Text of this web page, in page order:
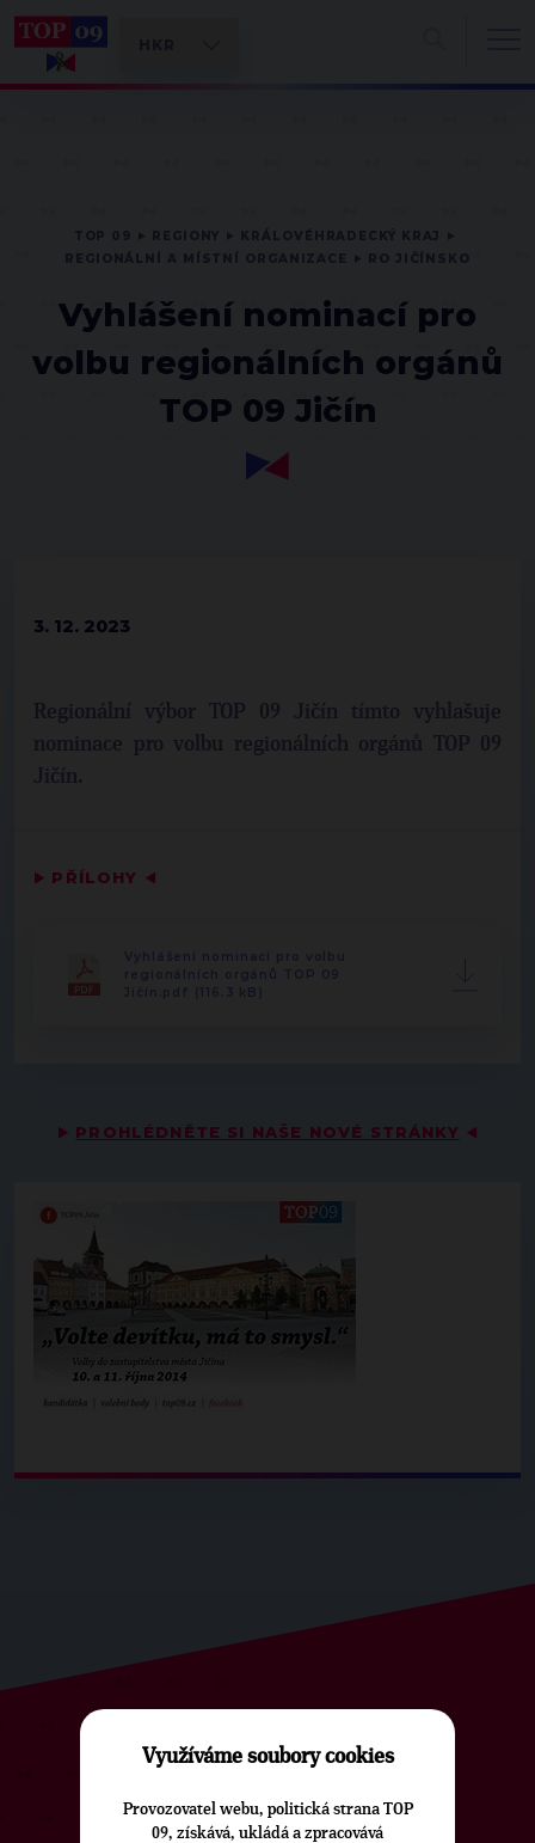
Vyhlášení nominací pro
volbu regionálních orgánů
TOP 09 Jičín
▶ PROHLÉDNĚTE SI NAŠE NOVÉ STRÁNKY ◀
3. 12. 2023
Regionální výbor TOP 09 Jičín tímto vyhlašuje
nominace pro volbu regionálních orgánů TOP 09
Jičín.
▶ PŘÍLOHY ◀
ODEBÍREJTE NÁŠ TOPOVÝ
NEWSLETTER
Využíváme soubory cookies
Provozovatel webu, politická strana TOP
09, získává, ukládá a zpracovává